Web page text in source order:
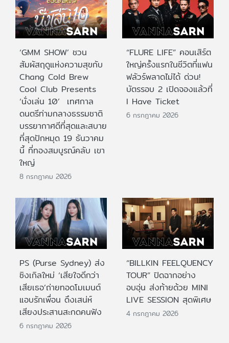
‘GMM SHOW’ ชวน
สัมผัสฤดูแห่งความสุขกับ
Chang Cold Brew
Cool Club Presents
‘นั่งเล่น 10’ เทศกาล
ดนตรีท่ามกลางธรรมชาติ
บรรยากาศดีที่สุดและสบาย
ที่สุดปักหมุด 19 ธันวาคม
นี้ ที่ทองสมบูรณ์คลับ เขา
ใหญ่
8 กรกฎาคม 2026
“FLURE LIFE” คอนเสิร์ต
ใหญ่ครั้งแรกในชีวิตที่แฟน
ฟลัวร์พลาดไม่ได้ ด่วน!
บัตรรอบ 2 เปิดจองแล้วที่
I Have Ticket
6 กรกฎาคม 2026
PS (Purse Sydney) ส่ง
ซิงเกิลใหม่ ‘เสียใจดีกว่า
เสียเธอ’ถ่ายทอดโมเมนต์
แอบรักเพื่อน ดึงเสน่ห์
เสียงประสานสะกดคนฟัง
6 กรกฎาคม 2026
“BILLKIN FEELQUENCY
TOUR” ปิดฉากอย่าง
อบอุ่น ส่งท้ายด้วย MINI
LIVE SESSION สุดพิเศษ
4 กรกฎาคม 2026